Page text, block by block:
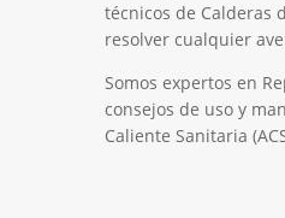
técnicos de Calderas
resolver cualquier
Somos expertos en
consejos de uso y
Caliente Sanitaria